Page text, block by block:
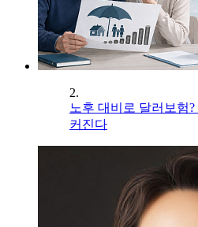
2.
노후 대비로 달러보험
커진다